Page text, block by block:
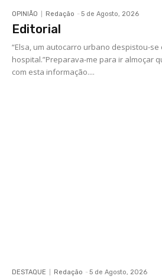
OPINIÃO Redação - 5 de Agosto, 2026
Editorial
“Elsa, um autocarro urbano despistou-se
hospital.”Preparava-me para ir almoçar
com esta informação....
DESTAQUE Redação - 5 de Agosto, 2026